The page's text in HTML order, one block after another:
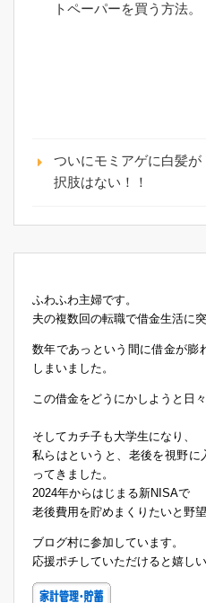
トペーパーを買う方法。
ついにモミアゲに白髪
択肢はない！！
ふわふわ主婦です。
夫の複数回の転職で借金生活に突
数年であっという間に借金が膨
しまいました。
この借金をどうにかしようと日
そしてカチ子も大学生になり、
私らはというと、老後を視野
ってきました。
2024年からはじまる新NISAで
老後費用を貯めまくりたいと野
ブログ村に参加しています。
応援ポチしていただけると嬉しい